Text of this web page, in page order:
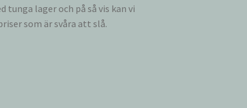
tunga lager och på så vis kan vi
som är svåra att slå.